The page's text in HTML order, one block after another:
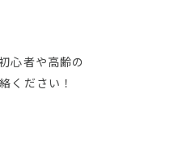
心者や高齢の
ください！